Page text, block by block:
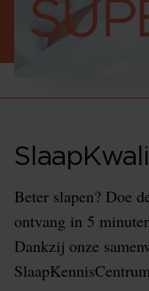
Beter slapen? Doe
ontvang in 5
Dankzij onze